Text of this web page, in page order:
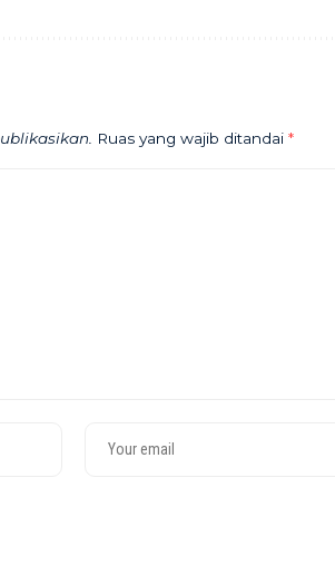
Ruas yang wajib ditandai *